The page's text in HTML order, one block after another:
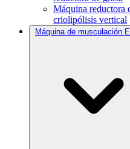
Máquina reductora
criolipólisis vertical
Máquina de musculación